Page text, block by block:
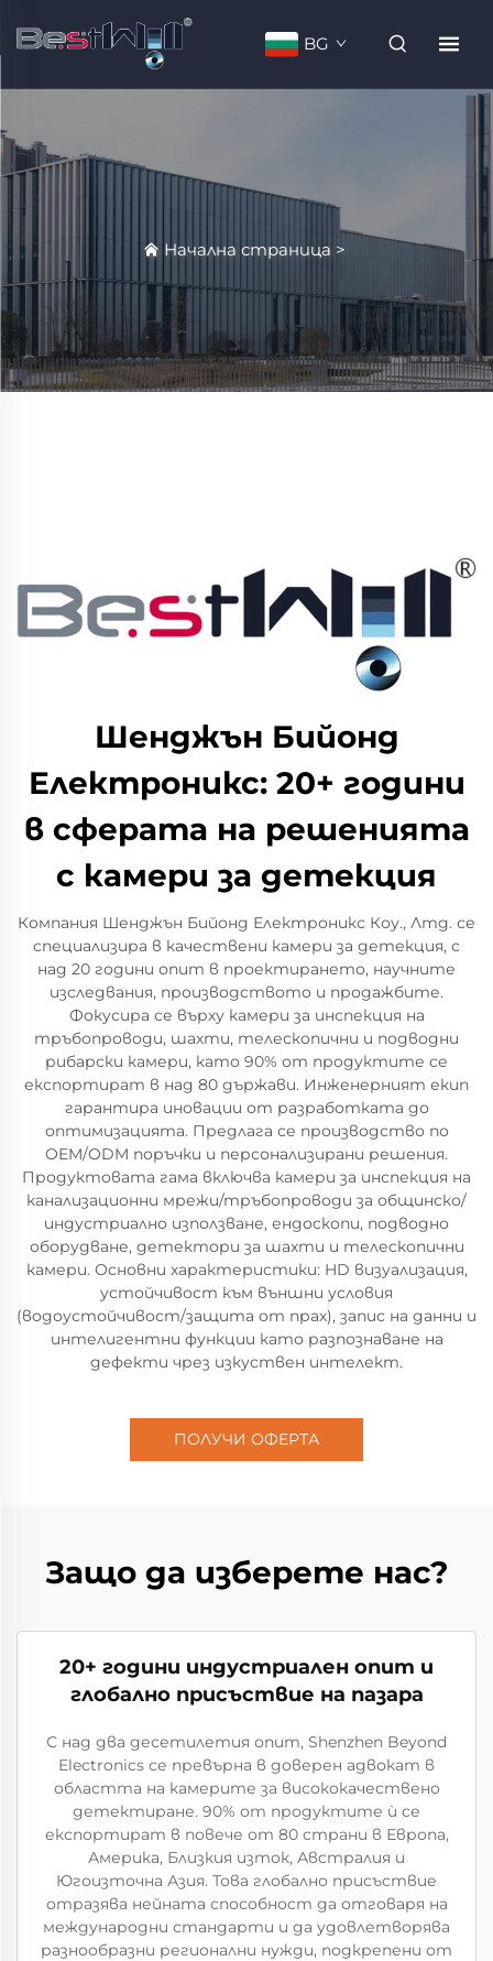
BG
Начална страница >
Шенджън Бийонд
Електроникс: 20+ години
в сферата на решенията
с камери за детекция
Компания Шенджън Бийонд Електроникс Коу., Лтд. се
специализира в качествени камери за детекция, с
над 20 години опит в проектирането, научните
изследвания, производството и продажбите.
Фокусира се върху камери за инспекция на
тръбопроводи, шахти, телескопични и подводни
рибарски камери, като 90% от продуктите се
експортират в над 80 държави. Инженерният екип
гарантира иновации от разработката до
оптимизацията. Предлага се производство по
OEM/ODM поръчки и персонализирани решения.
Продуктовата гама включва камери за инспекция на
канализационни мрежи/тръбопроводи за общинско/
индустриално използване, ендоскопи, подводно
оборудване, детектори за шахти и телескопични
камери. Основни характеристики: HD визуализация,
устойчивост към външни условия
(водоустойчивост/защита от прах), запис на данни и
интелигентни функции като разпознаване на
дефекти чрез изкуствен интелект.
ПОЛУЧИ ОФЕРТА
Защо да изберете нас?
20+ години индустриален опит и
глобално присъствие на пазара
С над два десетилетия опит, Shenzhen Beyond
Electronics се превърна в доверен адвокат в
областта на камерите за висококачественo
детектиране. 90% от продуктите ѝ се
експортират в повече от 80 страни в Европа,
Америка, Близкия изток, Австралия и
Югоизточна Азия. Това глобално присъствие
отразява нейната способност да отговаря на
международни стандарти и да удовлетворява
разнообразни регионални нужди, подкрепени от